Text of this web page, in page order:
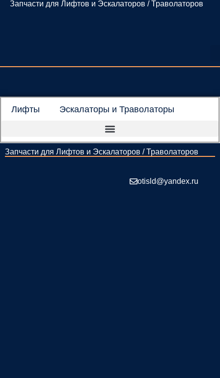
Перейти
Запчасти для Лифтов и Эскалаторов / Траволаторов
Лифты Эскалаторы и Траволаторы
Запчасти для Лифтов и Эскалаторов / Траволаторов
otisld@yandex.ru